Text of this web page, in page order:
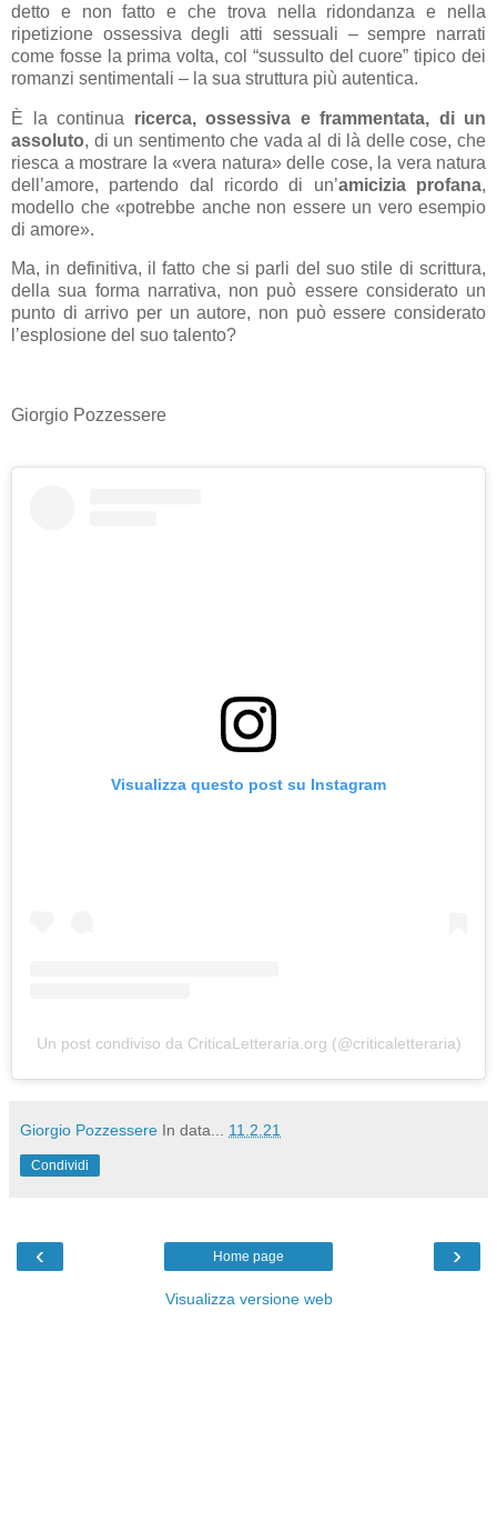
detto e non fatto e che trova nella ridondanza e nella
ripetizione ossessiva degli atti sessuali – sempre narrati
come fosse la prima volta, col “sussulto del cuore” tipico dei
romanzi sentimentali – la sua struttura più autentica.
È la continua ricerca, ossessiva e frammentata, di un
assoluto, di un sentimento che vada al di là delle cose, che
riesca a mostrare la «vera natura» delle cose, la vera natura
dell’amore, partendo dal ricordo di un’amicizia profana,
modello che «potrebbe anche non essere un vero esempio
di amore».
Ma, in definitiva, il fatto che si parli del suo stile di scrittura,
della sua forma narrativa, non può essere considerato un
punto di arrivo per un autore, non può essere considerato
l’esplosione del suo talento?
Giorgio Pozzessere
Visualizza questo post su Instagram
Un post condiviso da CriticaLetteraria.org (@criticaletteraria)
Giorgio Pozzessere In data... 11.2.21
Condividi
‹ ›
Home page
Visualizza versione web